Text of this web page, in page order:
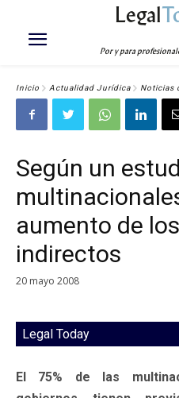
Legal
Por y para
Inicio Actualidad Jurídica Noticias
Según un
aumento de
indirectos
20 mayo 2008
Legal Today
El 75% de las